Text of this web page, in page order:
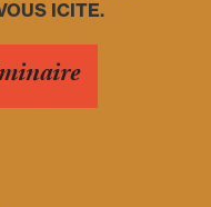
ICITE.